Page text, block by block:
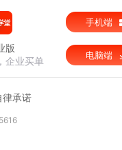
版
企业买单
手机端
电脑端
律承诺